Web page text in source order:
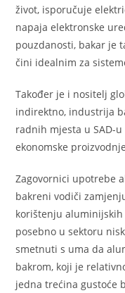
život, isporučuje
napaja elektronske
pouzdanosti, bakar je
čini idealnim za
Također je i nositelj
indirektno, industrija
radnih mjesta u SAD-
ekonomske
Zagovornici upotrebe
bakreni vodiči
korištenju
posebno u sektoru
smetnuti s uma da
bakrom, koji je
jedna trećina gustoće